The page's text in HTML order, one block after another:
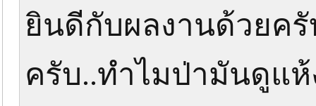
ยินดีกับผลงานด้วยค
ครับ..ทำไมป่ามันดูแ